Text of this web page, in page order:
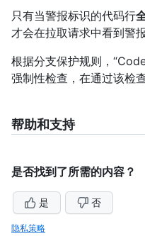
只有当警报标识的代码行
才会在拉取请求中看到警报
根据分支保护规则，
强制性检查，在通过该检
帮助和支持
是否找到了所需的内容？
是 否
隐私策略